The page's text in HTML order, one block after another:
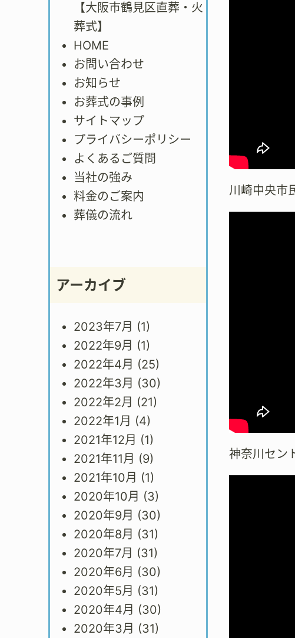
【大阪市鶴見区直葬・火
葬式】
HOME
お問い合わせ
お知らせ
お葬式の事例
サイトマップ
プライバシーポリシー
よくあるご質問
当社の強み
料金のご案内
葬儀の流れ
アーカイブ
2023年7月 (1)
2022年9月 (1)
2022年4月 (25)
2022年3月 (30)
2022年2月 (21)
2022年1月 (4)
2021年12月 (1)
2021年11月 (9)
2021年10月 (1)
2020年10月 (3)
2020年9月 (30)
2020年8月 (31)
2020年7月 (31)
2020年6月 (30)
2020年5月 (31)
2020年4月 (30)
2020年3月 (31)
川崎中央市
神奈川セン